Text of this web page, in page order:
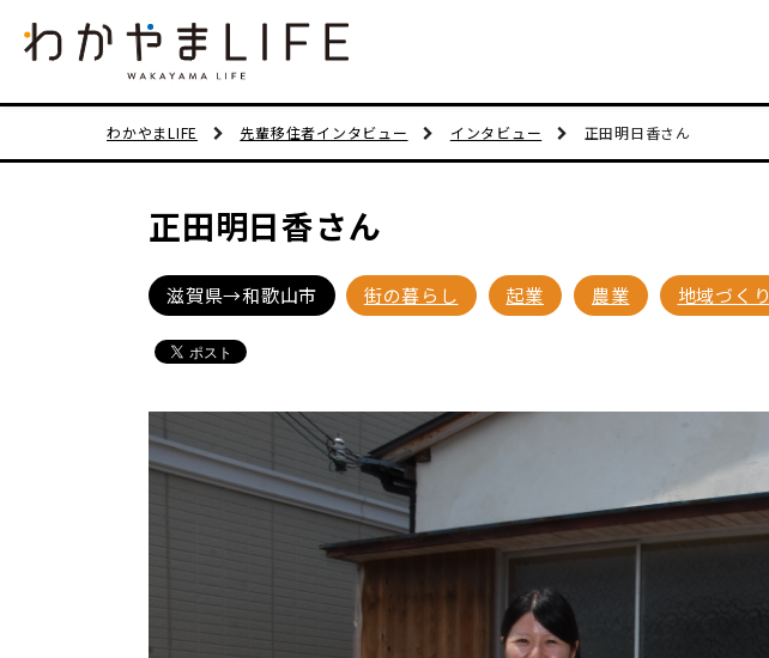
わかやまLIFE 先輩移住者インタビュー インタビュー 正田明日香さん
正田明日香さん
滋賀県→和歌山市 街の暮らし 起業 農業 地域づくり